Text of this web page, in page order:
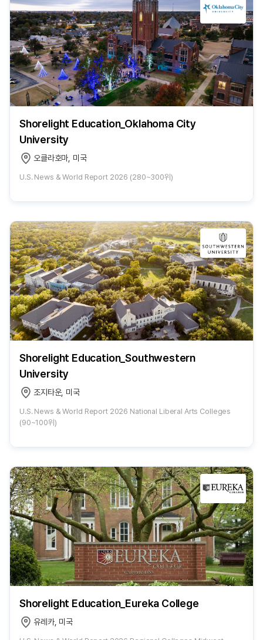
Shorelight Education_Oklahoma City
University
오클라호마, 미국
U.S. News & World Report 2026 (280~300위)
Shorelight Education_Southwestern
University
조지타운, 미국
U.S. News & World Report 2026 National Liberal Arts Colleges
(90~100위)
Shorelight Education_Eureka College
유레카, 미국